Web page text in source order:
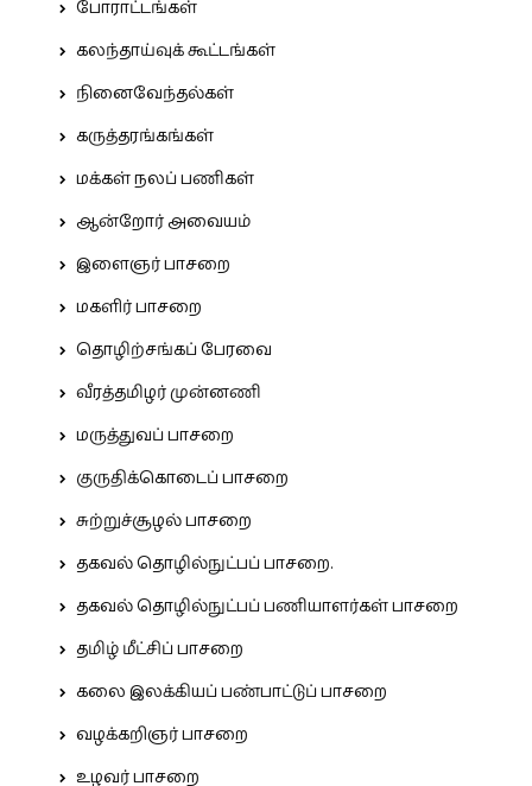
போராட்டங்கள்
கலந்தாய்வுக் கூட்டங்கள்
நினைவேந்தல்கள்
கருத்தரங்கங்கள்
மக்கள் நலப் பணிகள்
ஆன்றோர் அவையம்
இளைஞர் பாசறை
மகளிர் பாசறை
தொழிற்சங்கப் பேரவை
வீரத்தமிழர் முன்னணி
மருத்துவப் பாசறை
குருதிக்கொடைப் பாசறை
சுற்றுச்சூழல் பாசறை
தகவல் தொழில்நுட்பப் பாசறை.
தகவல் தொழில்நுட்பப் பணியாளர்கள் பாசறை
தமிழ் மீட்சிப் பாசறை
கலை இலக்கியப் பண்பாட்டுப் பாசறை
வழக்கறிஞர் பாசறை
உழவர் பாசறை